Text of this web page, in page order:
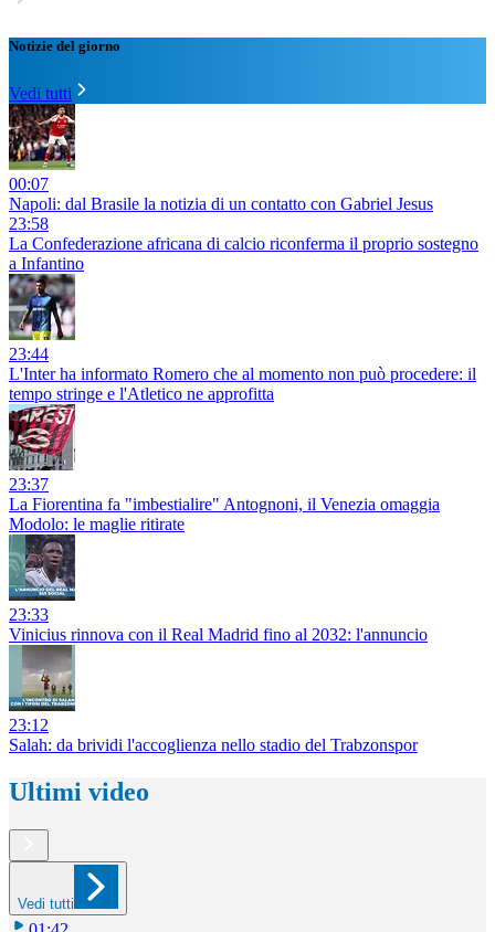
Notizie del giorno
Vedi tutti
00:07
Napoli: dal Brasile la notizia di un contatto con Gabriel Jesus
23:58
La Confederazione africana di calcio riconferma il proprio sostegno
a Infantino
23:44
L'Inter ha informato Romero che al momento non può procedere: il
tempo stringe e l'Atletico ne approfitta
23:37
La Fiorentina fa "imbestialire" Antognoni, il Venezia omaggia
Modolo: le maglie ritirate
23:33
Vinicius rinnova con il Real Madrid fino al 2032: l'annuncio
23:12
Salah: da brividi l'accoglienza nello stadio del Trabzonspor
Ultimi video
Vedi tutti